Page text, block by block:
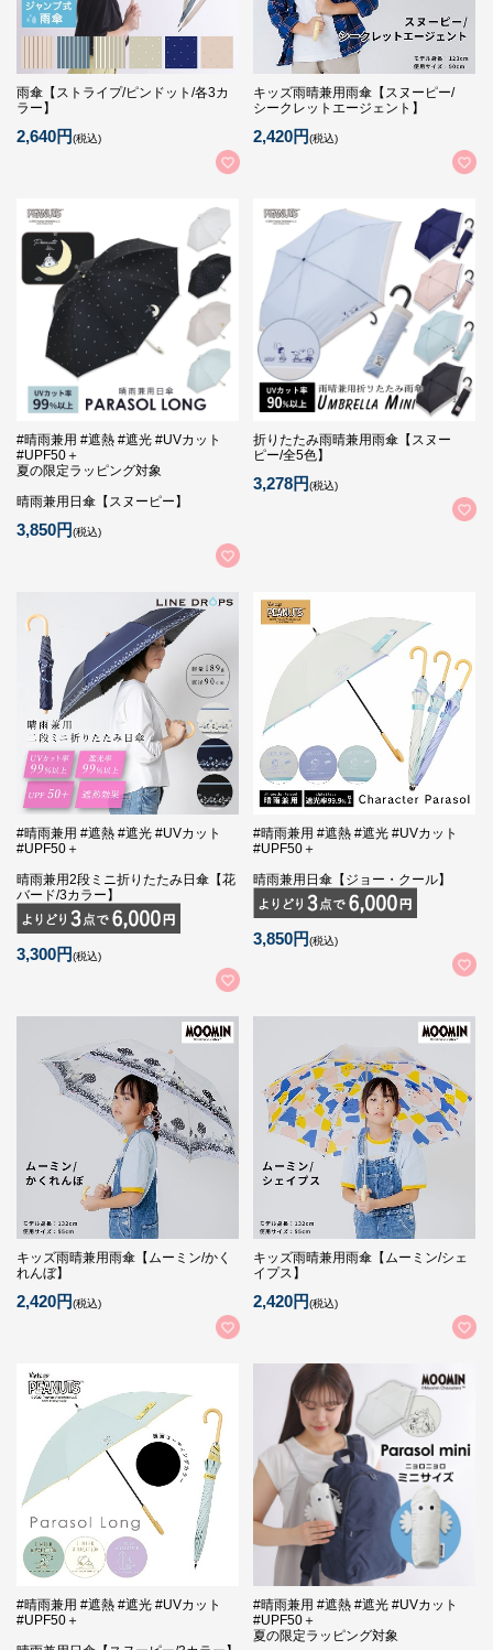
雨傘【ストライプ/ピンドット/各3カ
ラー】
2,640円(税込)
キッズ雨晴兼用雨傘【スヌーピー/
シークレットエージェント】
2,420円(税込)
#晴雨兼用 #遮熱 #遮光 #UVカット
#UPF50＋
夏の限定ラッピング対象
晴雨兼用日傘【スヌーピー】
3,850円(税込)
折りたたみ雨晴兼用雨傘【スヌー
ピー/全5色】
3,278円(税込)
#晴雨兼用 #遮熱 #遮光 #UVカット
#UPF50＋
晴雨兼用2段ミニ折りたたみ日傘【花
バード/3カラー】
3,300円(税込)
#晴雨兼用 #遮熱 #遮光 #UVカット
#UPF50＋
晴雨兼用日傘【ジョー・クール】
3,850円(税込)
キッズ雨晴兼用雨傘【ムーミン/かく
れんぼ】
2,420円(税込)
キッズ雨晴兼用雨傘【ムーミン/シェ
イプス】
2,420円(税込)
#晴雨兼用 #遮熱 #遮光 #UVカット
#UPF50＋
#晴雨兼用 #遮熱 #遮光 #UVカット
#UPF50＋
夏の限定ラッピング対象